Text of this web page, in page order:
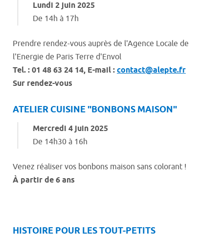
Lundi 2 juin 2025
De 14h à 17h
Prendre rendez-vous auprès de l'Agence Locale de
l'Energie de Paris Terre d'Envol
Tel. : 01 48 63 24 14, E-mail :contact@alepte.fr
Sur rendez-vous
ATELIER CUISINE "BONBONS MAISON"
Mercredi 4 juin 2025
De 14h30 à 16h
Venez réaliser vos bonbons maison sans colorant !
À partir de 6 ans
HISTOIRE POUR LES TOUT-PETITS